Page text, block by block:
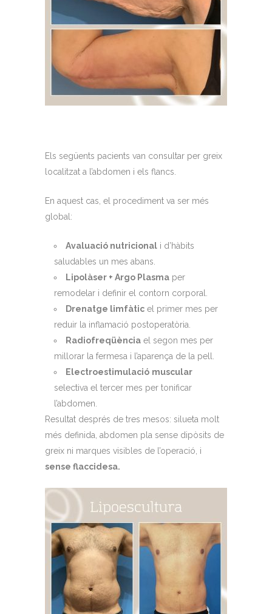
Els següents pacients van consultar per greix
localitzat a l’abdomen i els flancs.
En aquest cas, el procediment va ser més
global:
Avaluació nutricional i d’hàbits
saludables un mes abans.
Lipolàser + Argo Plasma per
remodelar i definir el contorn corporal.
Drenatge limfàtic el primer mes per
reduir la inflamació postoperatòria.
Radiofreqüència el segon mes per
millorar la fermesa i l’aparença de la pell.
Electroestimulació muscular
selectiva el tercer mes per tonificar
l’abdomen.
Resultat després de tres mesos: silueta molt
més definida, abdomen pla sense dipòsits de
greix ni marques visibles de l’operació, i
sense flaccidesa.